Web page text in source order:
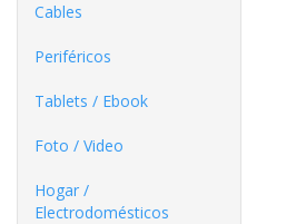
Cables
Periféricos
Tablets / Ebook
Foto / Video
Hogar /
Electrodomésticos